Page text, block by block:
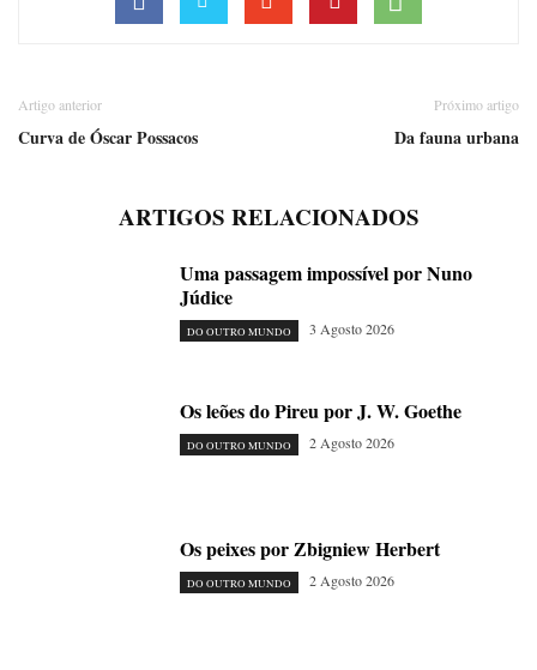
Artigo anterior
Curva de Óscar Possacos
Próximo artigo
Da fauna urbana
ARTIGOS RELACIONADOS
Uma passagem impossível por Nuno
Júdice
DO OUTRO MUNDO 3 Agosto 2026
Os leões do Pireu por J. W. Goethe
DO OUTRO MUNDO 2 Agosto 2026
Os peixes por Zbigniew Herbert
DO OUTRO MUNDO 2 Agosto 2026